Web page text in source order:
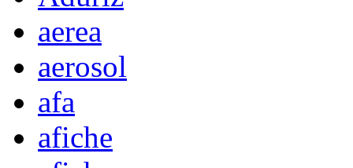
aerea
aerosol
afa
afiche